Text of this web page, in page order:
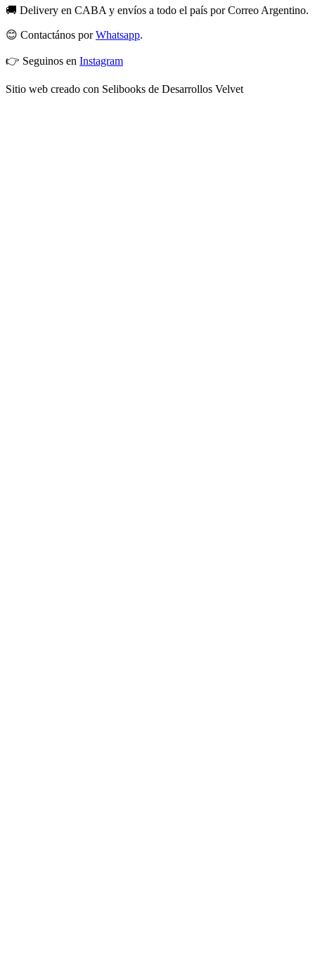
🚚 Delivery en CABA y envíos a todo el país por Correo Argentino.
😊 Contactános porWhatsapp.
👉 Seguinos en Instagram
Sitio web creado con Selibooks de Desarrollos Velvet